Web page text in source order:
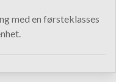
med en førsteklasses